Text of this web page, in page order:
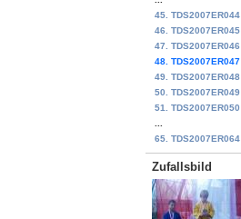
45. TDS2007ER044
46. TDS2007ER045
47. TDS2007ER046
48. TDS2007ER047
49. TDS2007ER048
50. TDS2007ER049
51. TDS2007ER050
65. TDS2007ER064
Zufallsbild